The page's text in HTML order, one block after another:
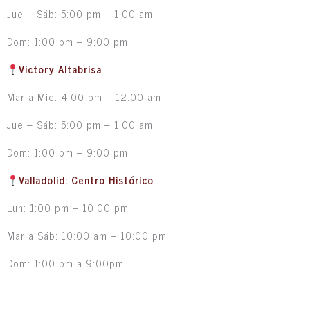
Jue – Sáb: 5:00 pm – 1:00 am
Dom: 1:00 pm – 9:00 pm
Victory Altabrisa
Mar a Mie: 4:00 pm – 12:00 am
Jue – Sáb: 5:00 pm – 1:00 am
Dom: 1:00 pm – 9:00 pm
Valladolid: Centro Histórico
Lun: 1:00 pm – 10:00 pm
Mar a Sáb: 10:00 am – 10:00 pm
Dom: 1:00 pm a 9:00pm